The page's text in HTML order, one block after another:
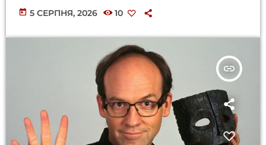
today 5 СЕРПНЯ, 2026 10
insert_link